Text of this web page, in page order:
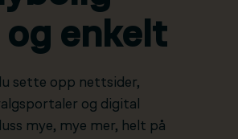
enkelt
sette opp nettsider,
og digital
mye, mye mer, helt på